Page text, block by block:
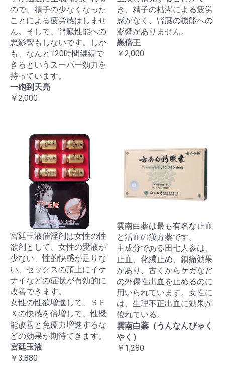
ので、精子の少なくなった
ことによる疲労感はしませ
ん。そして、腎臓性能への
悪影響もしないです。しか
も、なんと120時間継続で
きるというスーパー効力を
持っています。
一砲到天亮
￥2,000
き、精子の枯渇による疲労
感がなく、腎臓の機能への
影響がありません。
黒倍王
￥2,000
宮廷玉液催淫剤は女性の性
欲剤として、女性の愛液が
少ない、性的快感が足りな
い、セックスの頂上にイケ
ナイなどの症状が有効的に
改善できます。
女性の性欲増進して、ＳＥ
Ｘの快感を倍増して、性機
能改善と免疫力増進するな
どの効果が期待できます。
宮廷玉液
￥3,880
雲南白薬は最も有名な止血
と活血の漢方薬です。
主成分である田七人参は、
止血、化膿止め、鎮痛効果
があり、古くからケガなど
の外傷性出血を止めるのに
用いられています。女性に
は、生理不正出血に効果が
優れている。
雲南白薬（うんなんびゃく
やく）
￥1,280